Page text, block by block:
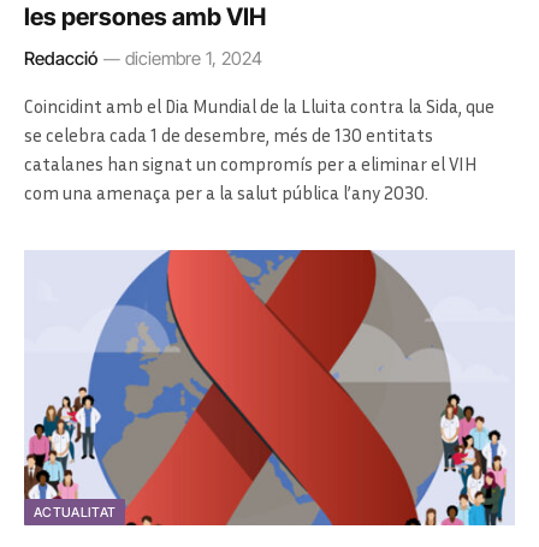
les persones amb VIH
Redacció diciembre 1, 2024
Coincidint amb el Dia Mundial de la Lluita contra la Sida, que
se celebra cada 1 de desembre, més de 130 entitats
catalanes han signat un compromís per a eliminar el VIH
com una amenaça per a la salut pública l’any 2030.
ACTUALITAT